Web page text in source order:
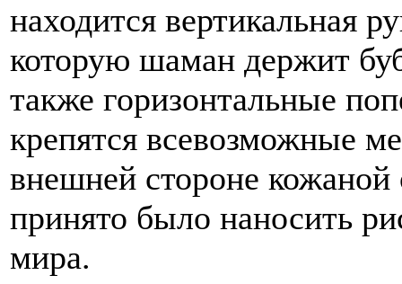
находится вертикальная
которую шаман держит
также горизонтальные
крепятся всевозможные
внешней стороне
принято было наносить
мира.